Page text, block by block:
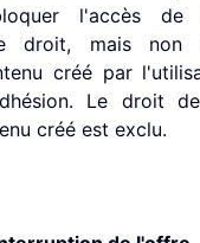
l'accès de
droit, mais non
créé par
Le droit
créé est exclu.